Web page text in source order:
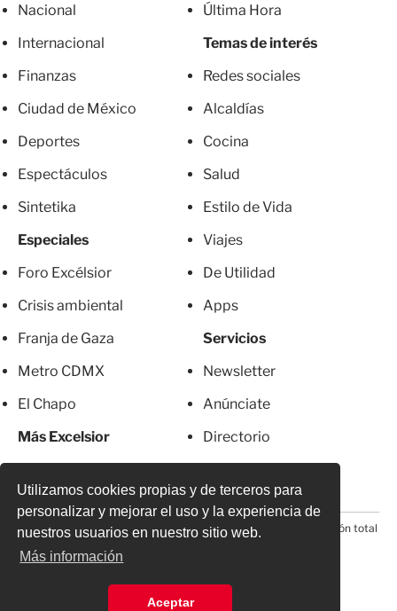
Utilizamos cookies propias y de terceros para
personalizar y mejorar el uso y la experiencia de
nuestros usuarios en nuestro sitio web.
Más información
Aceptar
Nacional
Internacional
Finanzas
Ciudad de México
Deportes
Espectáculos
Sintetika
Especiales
Foro Excélsior
Crisis ambiental
Franja de Gaza
Metro CDMX
El Chapo
Más Excelsior
Última Hora
Temas de interés
Redes sociales
Alcaldías
Cocina
Salud
Estilo de Vida
Viajes
De Utilidad
Apps
Servicios
Newsletter
Anúnciate
Directorio
© 2026 Todos los derechos reservados. Prohibida la reproducción total
o parcial, incluyendo cualquier medio electrónico*